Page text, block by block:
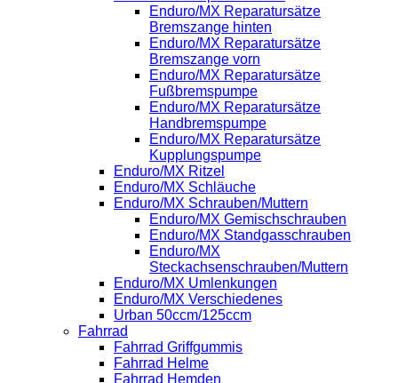
Enduro/MX Reparatursätze
Bremszange hinten
Enduro/MX Reparatursätze
Bremszange vorn
Enduro/MX Reparatursätze
Fußbremspumpe
Enduro/MX Reparatursätze
Handbremspumpe
Enduro/MX Reparatursätze
Kupplungspumpe
Enduro/MX Ritzel
Enduro/MX Schläuche
Enduro/MX Schrauben/Muttern
Enduro/MX Gemischschrauben
Enduro/MX Standgasschrauben
Enduro/MX
Steckachsenschrauben/Muttern
Enduro/MX Umlenkungen
Enduro/MX Verschiedenes
Urban 50ccm/125ccm
Fahrrad
Fahrrad Griffgummis
Fahrrad Helme
Fahrrad Hemden